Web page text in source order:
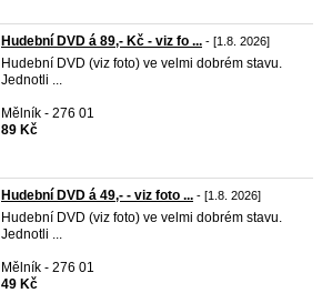
Hudební DVD á 89,- Kč - viz fo ... - [1.8. 2026]
Hudební DVD (viz foto) ve velmi dobrém stavu.
Jednotli ...
Mělník - 276 01
89 Kč
Hudební DVD á 49,- - viz foto ... - [1.8. 2026]
Hudební DVD (viz foto) ve velmi dobrém stavu.
Jednotli ...
Mělník - 276 01
49 Kč